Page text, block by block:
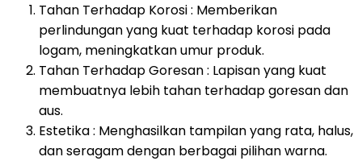
Tahan Terhadap Korosi : Memberikan
perlindungan yang kuat terhadap korosi pada
logam, meningkatkan umur produk.
Tahan Terhadap Goresan : Lapisan yang kuat
membuatnya lebih tahan terhadap goresan dan
aus.
Estetika : Menghasilkan tampilan yang rata, halus,
dan seragam dengan berbagai pilihan warna.